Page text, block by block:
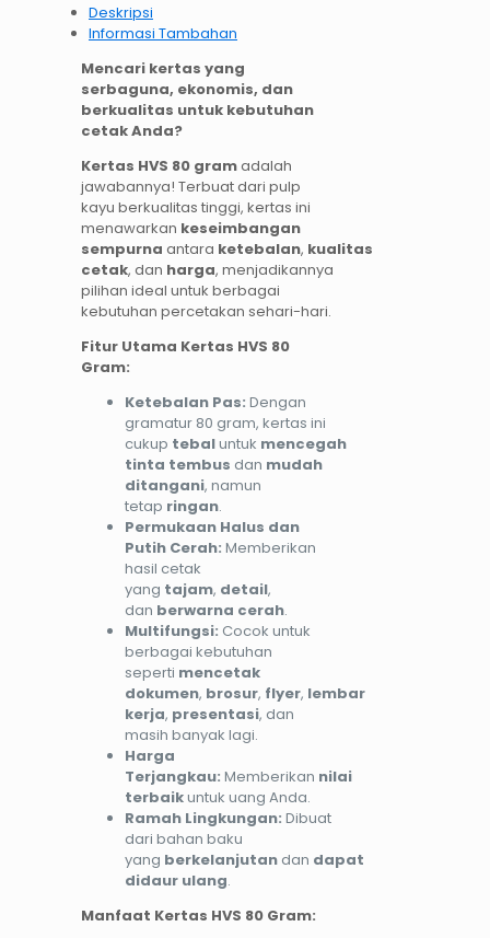
Deskripsi
Informasi Tambahan
Mencari kertas yang
serbaguna, ekonomis, dan
berkualitas untuk kebutuhan
cetak Anda?
Kertas HVS 80 gramadalah
jawabannya! Terbuat dari pulp
kayu berkualitas tinggi, kertas ini
menawarkan keseimbangan
sempurna antara ketebalan, kualitas
cetak, dan harga, menjadikannya
pilihan ideal untuk berbagai
kebutuhan percetakan sehari-hari.
Fitur Utama Kertas HVS 80
Gram:
Ketebalan Pas: Dengan
gramatur 80 gram, kertas ini
cukup tebaluntuk mencegah
tinta tembus dan mudah
ditangani, namun
tetap ringan.
Permukaan Halus dan
Putih Cerah: Memberikan
hasil cetak
yang tajam, detail,
dan berwarna cerah.
Multifungsi: Cocok untuk
berbagai kebutuhan
seperti mencetak
dokumen, brosur, flyer, lembar
kerja, presentasi, dan
masih banyak lagi.
Harga
Terjangkau: Memberikan nilai
terbaikuntuk uang Anda.
Ramah Lingkungan: Dibuat
dari bahan baku
yang berkelanjutan dan dapat
didaur ulang.
Manfaat Kertas HVS 80 Gram: